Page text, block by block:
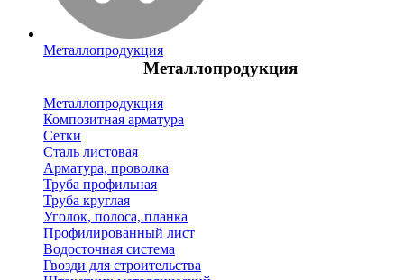
Металлопродукция
Металлопродукция
Металлопродукция
Композитная арматура
Сетки
Сталь листовая
Арматура, проволка
Труба профильная
Труба круглая
Уголок, полоса, планка
Профилированный лист
Водосточная система
Гвозди для строительства